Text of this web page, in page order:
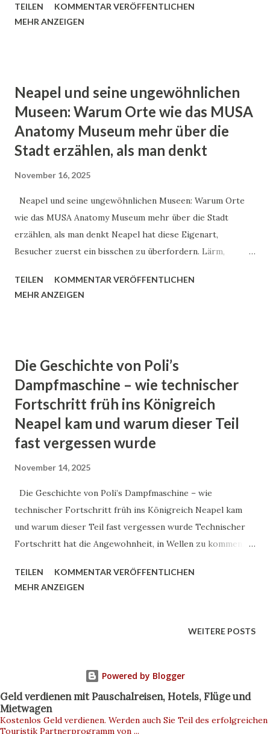
fast ein bisschen verloren zwischen Buchläden, Cafés und
Märchen. Im 17. Jahrhundert begannen die Neapolitaner,
Totenschädel zu sammeln, die im Volksglauben besondere
Kräfte hatten. Einer davon, bekannt als „Il Teschio con le
Orecchie“, also der Schädel mit Ohren, soll verfluchte oder
des Schädels seien ein Symbol für das Zuhören – für Gott,
die Toten, und vielleicht auch für uns Lebenden. Wenn man
so will, war er eine Art frühes „Therapieinst...
TEILEN
KOMMENTAR VERÖFFENTLICHEN
MEHR ANZEIGEN
Neapel und seine ungewöhnlichen
Museen: Warum Orte wie das MUSA
Anatomy Museum mehr über die
Stadt erzählen, als man denkt
November 16, 2025
Neapel und seine ungewöhnlichen Museen: Warum Orte
wie das MUSA Anatomy Museum mehr über die Stadt
erzählen, als man denkt Neapel hat diese Eigenart,
Besucher zuerst ein bisschen zu überfordern. Lärm,
wird. Kirchen, die aussehen, als hätte sich ein Barockmaler
ungewöhnlicheren Museen der Stadt zeigt Seiten von
Neapel, die man in keinem Reisekatalog findet. Eines davon:
das MUSA – Museo Universitario delle Scienze e delle Arti ,
besser bekannt als das MUSA Anatomy Museum . Dieser
Artikel nimmt dich mit durch die Geschichte Neapels,
durch die Entwicklung der Wissenschaft in der Stadt und
hinein in bizarre, faszinierende Sammlungen zwischen
Anatomie, Kriminalistik und Volksglaube. Ganz ehrlich:
Manche Räume wirk...
TEILEN
KOMMENTAR VERÖFFENTLICHEN
MEHR ANZEIGEN
Die Geschichte von Poli’s
Dampfmaschine – wie technischer
Fortschritt früh ins Königreich
Neapel kam und warum dieser Teil
fast vergessen wurde
November 14, 2025
Die Geschichte von Poli’s Dampfmaschine – wie
technischer Fortschritt früh ins Königreich Neapel kam
und warum dieser Teil fast vergessen wurde Technischer
Fortschritt hat die Angewohnheit, in Wellen zu kommen.
scheinbar zufällig – in einer Werkstatt am Rand Europas.
Umbrüche, tauchte ein Mechaniker namens Giovanni (oder
Heute ist der Name nur wenigen bekannt. Und das ist,
ehrlich gesagt, schade – oder zumindest bemerkenswert.
Wer sich ein wenig durch Archive wühlt, stößt auf
verstreute Hinweise: technische Zeichnungen, Berichte
TEILEN
KOMMENTAR VERÖFFENTLICHEN
MEHR ANZEIGEN
WEITERE POSTS
Powered by Blogger
Geld verdienen mit Pauschalreisen, Hotels, Flüge und
Mietwagen
Kostenlos Geld verdienen. Werden auch Sie Teil des erfolgreichen
Touristik Partnerprogramm von ...